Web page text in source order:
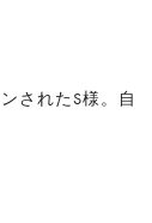
されたS様。自